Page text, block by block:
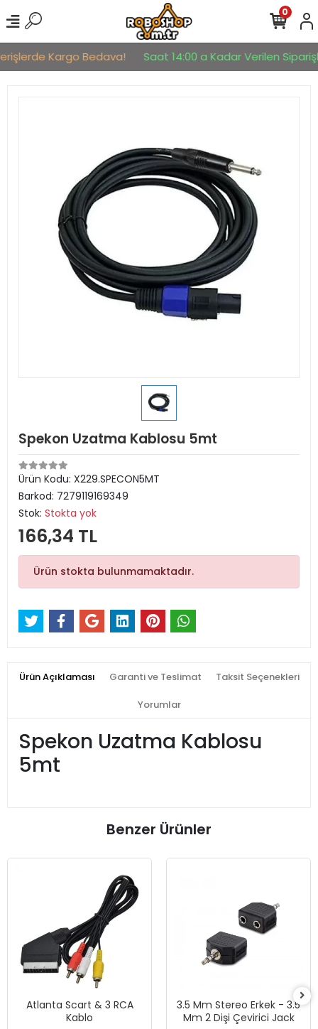
Kargo Bedava! Saat 14:00 a Kadar Verilen
0
Spekon Uzatma Kablosu 5mt
Ürün Kodu: X229.SPECON5MT
Barkod: 7279119169349
Stok: Stokta yok
166,34 TL
Ürün stokta bulunmamaktadır.
Ürün Açıklaması Garanti ve Teslimat Taksit Seçenekleri
Yorumlar
Spekon Uzatma Kablosu
5mt
Benzer Ürünler
Atlanta Scart & 3 RCA
Kablo
3.5 Mm Stereo Erkek - 3.5
Mm 2 Dişi Çevirici Jack